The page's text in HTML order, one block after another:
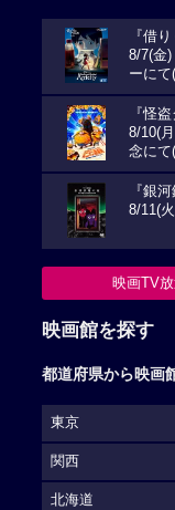
『借
8/7(金
ーにて
『怪
8/10(
念にて
『銀
8/11(
映画TV
映画館を探す
都道府県から映画
東京
関西
北海道